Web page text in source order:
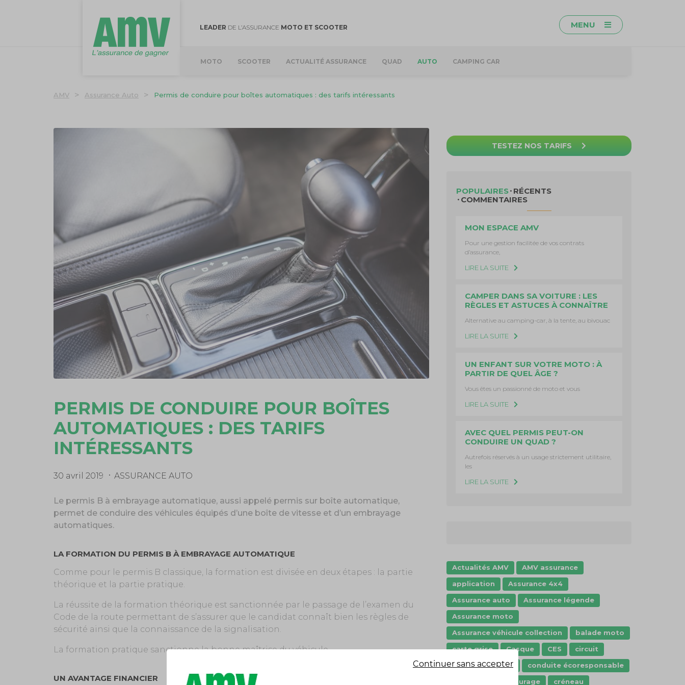
LEADER DE L’ASSURANCE MOTO ET SCOOTER MENU
MOTO SCOOTER ACTUALITÉ ASSURANCE QUAD AUTO CAMPING CAR
AMV > Assurance Auto > Permis de conduire pour boîtes automatiques : des tarifs intéressants
PERMIS DE CONDUIRE POUR BOÎTES
AUTOMATIQUES : DES TARIFS
INTÉRESSANTS
30 avril 2019 ASSURANCE AUTO
Le permis B à embrayage automatique, aussi appelé permis sur boîte automatique,
permet de conduire des véhicules équipés d’une boîte de vitesse et d’un embrayage
automatiques.
LA FORMATION DU PERMIS B À EMBRAYAGE AUTOMATIQUE
Comme pour le permis B classique, la formation est divisée en deux étapes : la partie
théorique et la partie pratique.
La réussite de la formation théorique est sanctionnée par le passage de l’examen du
Code de la route permettant de s’assurer que le candidat connaît bien les règles de
sécurité ainsi que la connaissance de la signalisation.
La formation pratique sanctionne la bonne maîtrise du véhicule.
UN AVANTAGE FINANCIER
TESTEZ NOS TARIFS
POPULAIRES RÉCENTS
COMMENTAIRES
MON ESPACE AMV
Pour une gestion facilitée de vos contrats
d’assurance,
LIRE LA SUITE
CAMPER DANS SA VOITURE : LES
RÈGLES ET ASTUCES À CONNAÎTRE
Alternative au camping-car, à la tente, au bivouac
LIRE LA SUITE
UN ENFANT SUR VOTRE MOTO : À
PARTIR DE QUEL ÂGE ?
Vous êtes un passionné de moto et vous
LIRE LA SUITE
AVEC QUEL PERMIS PEUT-ON
CONDUIRE UN QUAD ?
Autrefois réservés à un usage strictement utilitaire,
les
LIRE LA SUITE
Actualités AMV
AMV assurance
application
Assurance 4x4
Assurance auto
Assurance légende
Assurance moto
Assurance véhicule collection
balade moto
carte grise
Casque CES
circuit
code de la route
conduite écoresponsable
covoiturage
créneau
Continuer sans accepter